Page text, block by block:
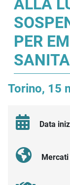
ALLA
PER
Torino, 15
Data